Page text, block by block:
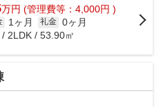
万円 (管理費等：4,000円 )
1ヶ月 礼金 0ヶ月
/ 2LDK / 53.90㎡